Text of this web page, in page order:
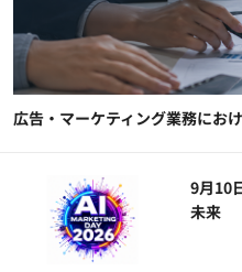
広告・マーケティング業務にお
9月10
未来